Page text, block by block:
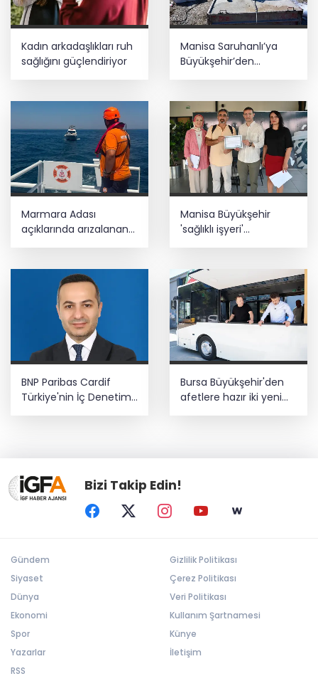
Kadın arkadaşlıkları ruh
sağlığını güçlendiriyor
Manisa Saruhanlı’ya
Büyükşehir’den
Marmara Adası
açıklarında arızalanan
tekne kurtarıldı
Manisa Büyükşehir
'sağlıklı işyeri'
sertifikasına kavuştu
BNP Paribas Cardif
Türkiye'nin İç Denetim
Direktörü Mustafa
Bursa Büyükşehir'den
afetlere hazır iki yeni
mobil araç
Bizi Takip Edin!
Gündem
Siyaset
Dünya
Ekonomi
Spor
Yazarlar
RSS
Gizlilik Politikası
Çerez Politikası
Veri Politikası
Kullanım Şartnamesi
Künye
İletişim